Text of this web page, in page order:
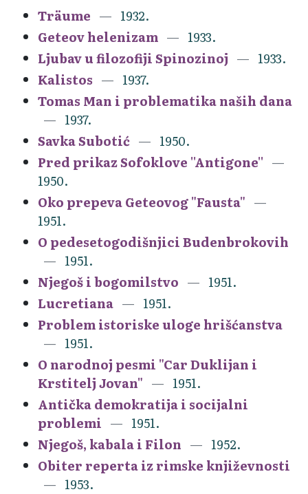
Träume
1932.
Geteov helenizam
1933.
Ljubav u filozofiji Spinozinoj
1933.
Kalistos
1937.
Tomas Man i problematika naših dana
1937.
Savka Subotić
1950.
Pred prikaz Sofoklove ''Antigone''
1950.
Oko prepeva Geteovog "Fausta"
1951.
O pedesetogodišnjici Budenbrokovih
1951.
Njegoš i bogomilstvo
1951.
Lucretiana
1951.
Problem istoriske uloge hrišćanstva
1951.
O narodnoj pesmi "Car Duklijan i
Krstitelj Jovan"
1951.
Antička demokratija i socijalni
problemi
1951.
Njegoš, kabala i Filon
1952.
Obiter reperta iz rimske književnosti
1953.